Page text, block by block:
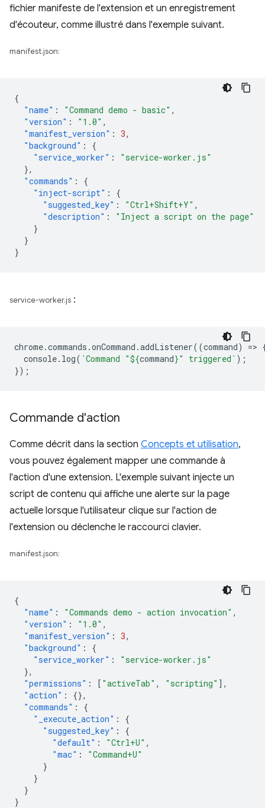
fichier manifeste de l'extension et un enregistrement
d'écouteur, comme illustré dans l'exemple suivant.
manifest.json:
{
"name" : "Command demo - basic" ,
"version" : "1.0" ,
"manifest_version" : 3,
"background" :
{
"service_worker" :
"service-worker.js"
},
"commands" :
{
"inject-script" :
{
"suggested_key" : "Ctrl+Shift+Y" ,
"description" :
"Inject a script on the page"
}
}
}
service-worker.js :
chrome.commands .onCommand .addListener((command) =>
console. log( `Command "${command}" triggered` );
});
Commande d'action
Comme décrit dans la section Concepts et utilisation,
vous pouvez également mapper une commande à
l'action d'une extension. L'exemple suivant injecte un
script de contenu qui affiche une alerte sur la page
actuelle lorsque l'utilisateur clique sur l'action de
l'extension ou déclenche le raccourci clavier.
manifest.json:
{
"name" : "Commands demo - action invocation" ,
"version" : "1.0" ,
"manifest_version" : 3,
"background" :
{
"service_worker" :
"service-worker.js"
},
"permissions" : [ "activeTab" , "scripting" ],
"action" :
{},
"commands" :
{
"_execute_action" :
{
"suggested_key" :
{
"default" : "Ctrl+U" ,
"mac" :
"Command+U"
}
}
}
}